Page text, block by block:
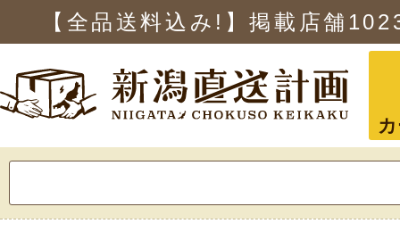
【全品送料込み!】掲載店舗
索: